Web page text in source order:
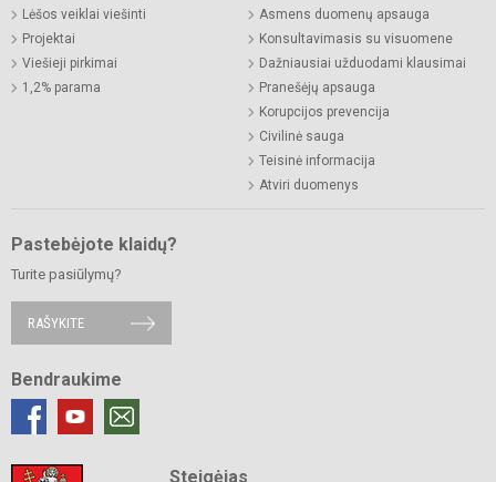
Lėšos veiklai viešinti
Projektai
Viešieji pirkimai
1,2% parama
Asmens duomenų apsauga
Konsultavimasis su visuomene
Dažniausiai užduodami klausimai
Pranešėjų apsauga
Korupcijos prevencija
Civilinė sauga
Teisinė informacija
Atviri duomenys
Pastebėjote klaidų?
Turite pasiūlymų?
RAŠYKITE
Bendraukime
Steigėjas